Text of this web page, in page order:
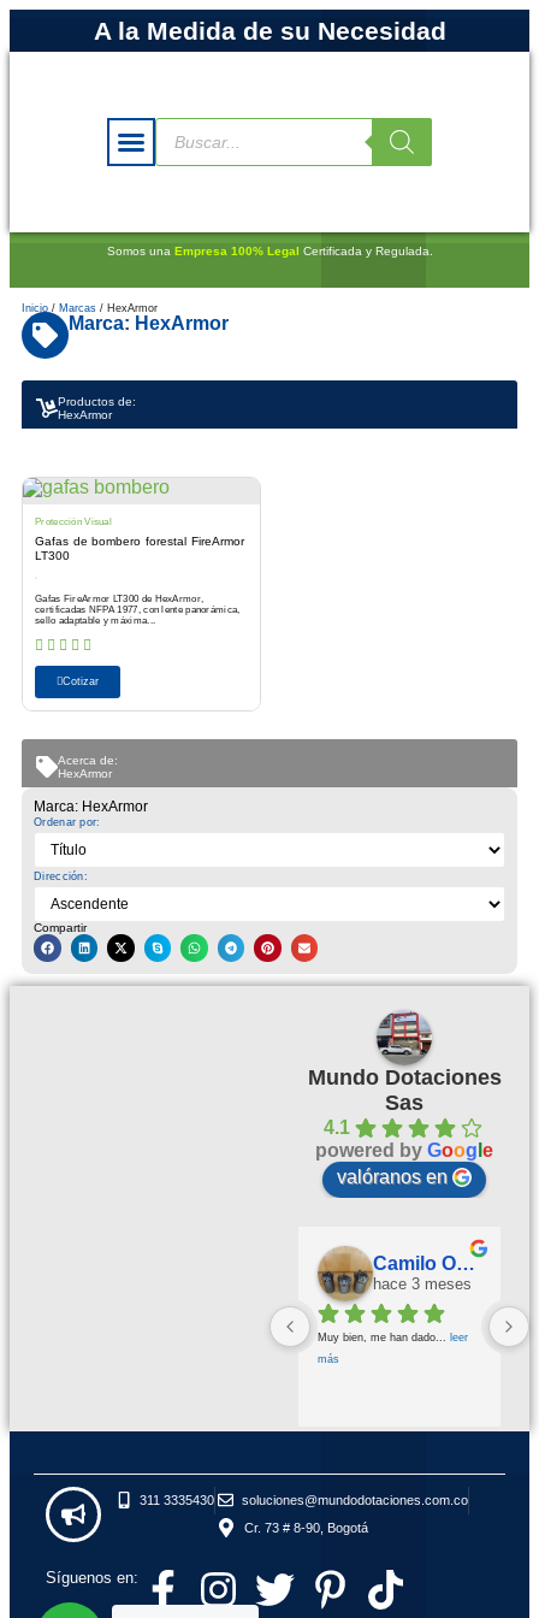
A la Medida de su Necesidad
Somos una Empresa 100% Legal Certificada y Regulada.
Marca: HexArmor
Ordenar por:
Dirección:
Compartir
Inicio / Marcas / HexArmor
Marca: HexArmor
Productos de:
HexArmor
Acerca de:
HexArmor
Protección Visual
Gafas de bombero forestal FireArmor
LT300
Gafas FireArmor LT300 de HexArmor,
certificadas NFPA 1977, con lente panorámica,
sello adaptable y máxima...
Cotizar
Mundo Dotaciones
Sas
4.1
powered by Goog e
valóranos en
Camilo Ortegón
hace 3 meses
Muy bien, me han dado
leer
más
311 3335430
soluciones@mundodotaciones.com.co
Cr. 73 # 8-90, Bogotá
Síguenos en: